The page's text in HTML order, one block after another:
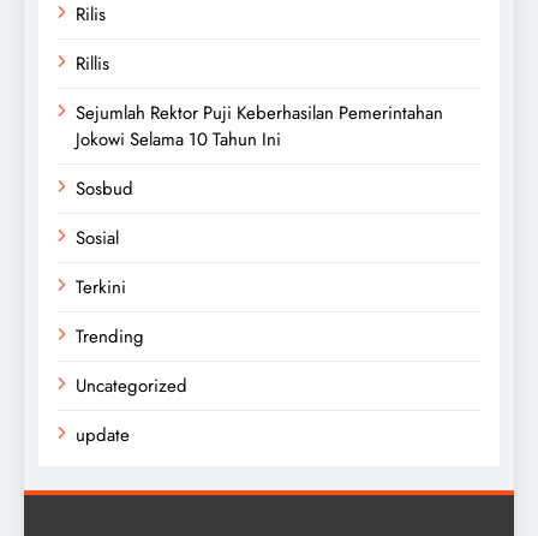
Rilis
Rillis
Sejumlah Rektor Puji Keberhasilan Pemerintahan
Jokowi Selama 10 Tahun Ini
Sosbud
Sosial
Terkini
Trending
Uncategorized
update